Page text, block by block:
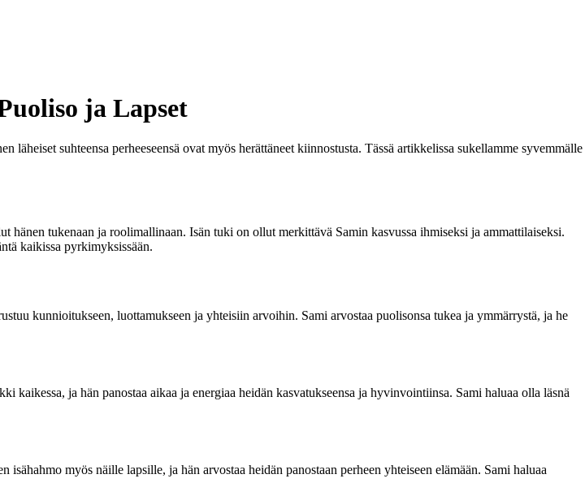
ja Lapset
suhteensa perheeseensä ovat myös herättäneet kiinnostusta. Tässä artikkelissa sukellamme syvemmälle
hänen tukenaan ja roolimallinaan. Isän tuki on ollut merkittävä Samin kasvussa ihmiseksi ja ammattilaiseksi.
kaikissa pyrkimyksissään.
kunnioitukseen, luottamukseen ja yhteisiin arvoihin. Sami arvostaa puolisonsa tukea ja ymmärrystä, ja he
ja hän panostaa aikaa ja energiaa heidän kasvatukseensa ja hyvinvointiinsa. Sami haluaa olla läsnä
myös näille lapsille, ja hän arvostaa heidän panostaan perheen yhteiseen elämään. Sami haluaa